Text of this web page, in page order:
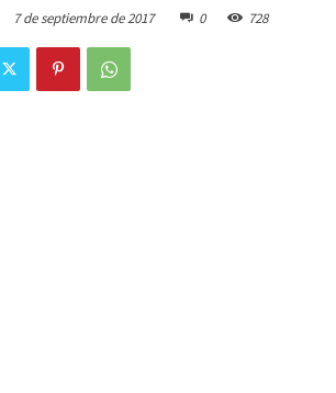
7 de septiembre de 2017 0 728